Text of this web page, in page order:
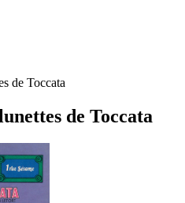
de Toccata
de Toccata